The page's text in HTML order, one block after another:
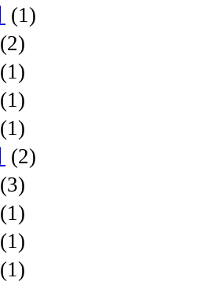
(1)
(2)
(1)
(1)
(1)
(2)
(3)
(1)
(1)
(1)